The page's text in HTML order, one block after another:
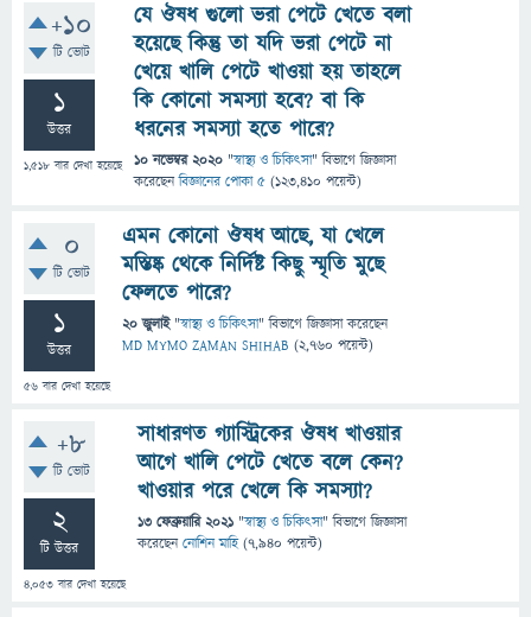
+10
টি ভোট
1
উত্তর
1,518 বার দেখা হয়েছে
যে ঔষধ গুলো ভরা পেটে খেতে বলা
হয়েছে কিন্তু তা যদি ভরা পেটে না
খেয়ে খালি পেটে খাওয়া হয় তাহলে
কি কোনো সমস্যা হবে? বা কি
ধরনের সমস্যা হতে পারে?
10 নভেম্বর 2020 "স্বাস্থ্য ও চিকিৎসা" বিভাগে জিজ্ঞাসা
করেছেনবিজ্ঞানের পোকা ৫ (123,410 পয়েন্ট)
0
টি ভোট
1
উত্তর
56 বার দেখা হয়েছে
এমন কোনো ঔষধ আছে, যা খেলে
মস্তিষ্ক থেকে নির্দিষ্ট কিছু স্মৃতি মুছে
ফেলতে পারে?
20 জুলাই "স্বাস্থ্য ও চিকিৎসা" বিভাগে জিজ্ঞাসাকরেছেন
MD MYMO ZAMAN SHIHAB (2,760 পয়েন্ট)
+8
টি ভোট
2
টি উত্তর
4,053 বার দেখা হয়েছে
সাধারণত গ্যাস্ট্রিকের ঔষধ খাওয়ার
আগে খালি পেটে খেতে বলে কেন?
খাওয়ার পরে খেলে কি সমস্যা?
13 ফেব্রুয়ারি 2021 "স্বাস্থ্য ও চিকিৎসা" বিভাগে জিজ্ঞাসা
করেছেননোশিন মাহি (7,940 পয়েন্ট)